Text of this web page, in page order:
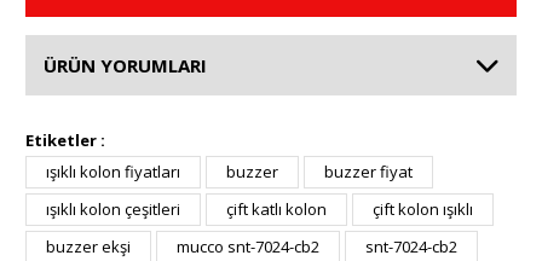
ÜRÜN YORUMLARI
Etiketler :
ışıklı kolon fiyatları
buzzer
buzzer fiyat
ışıklı kolon çeşitleri
çift katlı kolon
çift kolon ışıklı
buzzer ekşi
mucco snt-7024-cb2
snt-7024-cb2